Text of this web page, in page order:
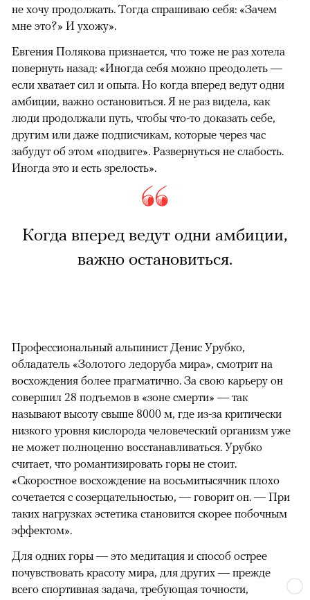
не хочу продолжать. Тогда спрашиваю себя: «Зачем
мне это?» И ухожу».
Евгения Полякова признается, что тоже не раз хотела
повернуть назад: «Иногда себя можно преодолеть —
если хватает сил и опыта. Но когда вперед ведут одни
амбиции, важно остановиться. Я не раз видела, как
люди продолжали путь, чтобы что-то доказать себе,
другим или даже подписчикам, которые через час
забудут об этом «подвиге». Развернуться не слабость.
Иногда это и есть зрелость».
Когда вперед ведут одни амбиции,
важно остановиться.
Профессиональный альпинист Денис Урубко,
обладатель «Золотого ледоруба мира», смотрит на
восхождения более прагматично. За свою карьеру он
совершил 28 подъемов в «зоне смерти» — так
называют высоту свыше 8000 м, где из-за критически
низкого уровня кислорода человеческий организм уже
не может полноценно восстанавливаться. Урубко
считает, что романтизировать горы не стоит.
«Скоростное восхождение на восьмитысячник плохо
сочетается с созерцательностью, — говорит он. — При
таких нагрузках эстетика становится скорее побочным
эффектом».
Для одних горы — это медитация и способ острее
почувствовать красоту мира, для других — прежде
всего спортивная задача, требующая точности,